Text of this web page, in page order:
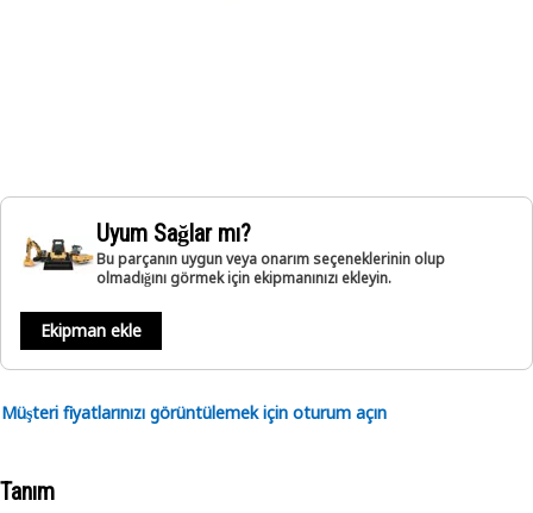
Uyum Sağlar mı?
Bu parçanın uygun veya onarım seçeneklerinin olup
olmadığını görmek için ekipmanınızı ekleyin.
Ekipman ekle
Müşteri fiyatlarınızı görüntülemek için oturum açın
Tanım